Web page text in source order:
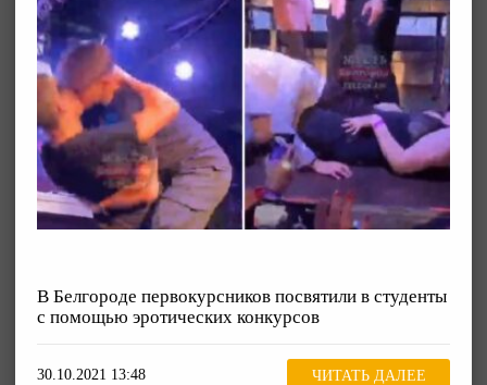
В Белгороде первокурсников посвятили в студенты
с помощью эротических конкурсов
30.10.2021 13:48 ЧИТАТЬ ДАЛЕЕ